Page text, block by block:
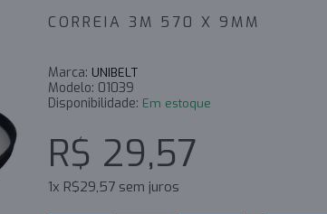
CORREIA 3M 570 X 9MM
Marca: UNIBELT
Modelo: 01039
Disponibilidade: Em estoque
R$ 29,57
1x R$29,57 sem juros